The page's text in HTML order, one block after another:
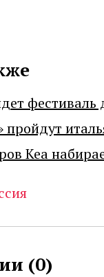
фестиваль
пройдут
Кеа
(0)